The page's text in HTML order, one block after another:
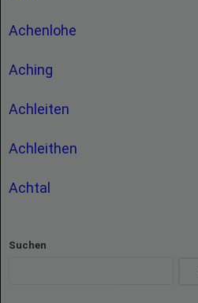
Achenlohe
Aching
Achleiten
Achleithen
Achtal
Suchen